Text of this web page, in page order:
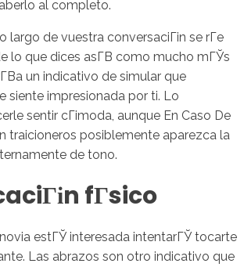
al completo.
largo de vuestra conversaciГіn se rГ­e
lo que dices asГ­В­ como mucho mГЎs
un indicativo de simular que
siente impresionada por ti. Lo
sentir cГіmoda, aunque En Caso De
traicioneros posiblemente aparezca la
de tono.
fГ­sico
estГЎ interesada intentarГЎ tocarte
Las abrazos son otro indicativo que